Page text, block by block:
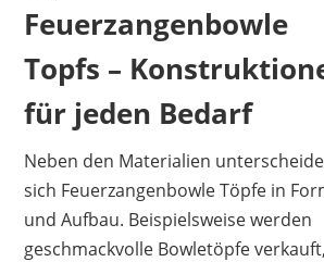
Feuerzangenbowle
Topfs –
für jeden Bedarf
Neben den Materialien
sich Feuerzangenbowle Töpfe in
und Aufbau. Beispielsweise werden
geschmackvolle Bowletöpfe verkauft,